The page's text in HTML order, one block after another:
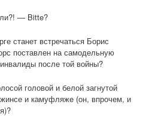
— Bitte?
станет встречаться Борис
поставлен на самодельную
после той войны?
головой и белой загнутой
и камуфляже (он, впрочем, и